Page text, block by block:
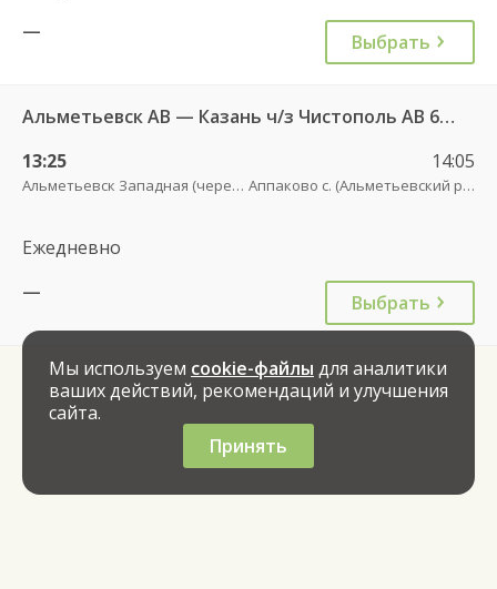
—
Выбрать
Альметьевск АВ — Казань ч/з Чистополь АВ 694
13:25
Альметьевск Западная (через дорогу от АЗС Татнефть)
14:05
Аппаково с. (Альметьевский район)
Ежедневно
—
Выбрать
Мы используем cookie-файлы для аналитики
ваших действий, рекомендаций и улучшения
сайта.
Принять